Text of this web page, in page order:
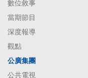
數位敘事
當期節目
深度報導
觀點
公廣集團
公共電視